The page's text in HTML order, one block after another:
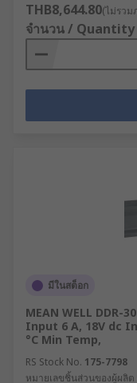
THB8,644.80(ไม่รวม
จำนวน / Quantity
มีในสต็อก
MEAN WELL DDR-
Input 6 A, 18V dc
°C Min Temp,
RS Stock No. 175-7798
หมายเลขชิ้นส่วนของผู้ผลิต